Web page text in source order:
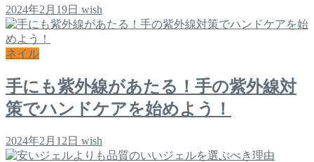
2024年2月19日 wish
ネイル
手にも紫外線があたる！手の紫外線対
策でハンドケアを始めよう！
2024年2月12日 wish